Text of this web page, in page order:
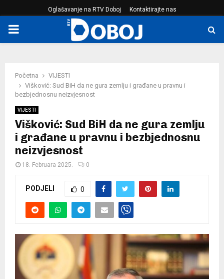
Oglašavanje na RTV Doboj Kontaktirajte nas
PRIMARY
Početna
VIJESTI
Višković: Sud BiH da ne gura zemlju i građane u pravnu i
bezbjednosnu neizvjesnost
VIJESTI
Višković: Sud BiH da ne gura zemlju
i građane u pravnu i bezbjednosnu
neizvjesnost
18. Februara 2025. 0
PODJELI 0